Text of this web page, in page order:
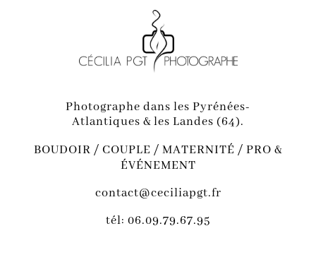
Photographe dans les Pyrénées-
Atlantiques & les Landes (64).
BOUDOIR / COUPLE / MATERNITÉ / PRO &
ÉVÉNEMENT
contact@ceciliapgt.fr
tél: 06.09.79.67.95